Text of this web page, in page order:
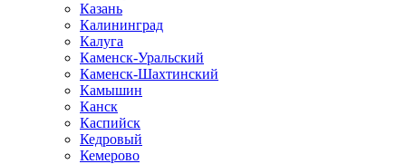
Казань
Калининград
Калуга
Каменск-Уральский
Каменск-Шахтинский
Камышин
Канск
Каспийск
Кедровый
Кемерово